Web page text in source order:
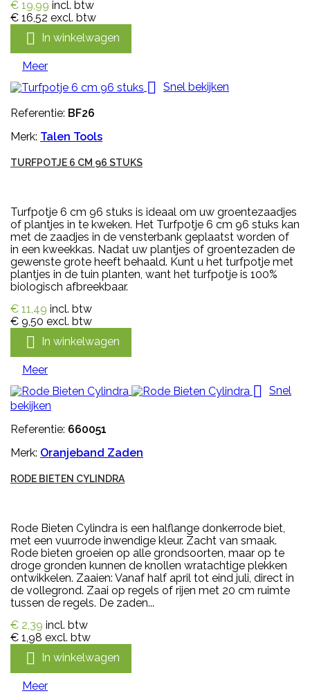
€ 19,99 incl. btw
€ 16,52 excl. btw
 In winkelwagen
Meer

Snel bekijken
Referentie: BF26
Merk: Talen Tools
TURFPOTJE 6 CM 96 STUKS
Turfpotje 6 cm 96 stuks is ideaal om uw groentezaadjes
of plantjes in te kweken. Het Turfpotje 6 cm 96 stuks kan
met de zaadjes in de vensterbank geplaatst worden of
in een kweekkas. Nadat uw plantjes of groentezaden de
gewenste grote heeft behaald. Kunt u het turfpotje met
plantjes in de tuin planten, want het turfpotje is 100%
biologisch afbreekbaar.
€ 11,49 incl. btw
€ 9,50 excl. btw
 In winkelwagen
Meer

Snel
bekijken
Referentie: 660051
Merk: Oranjeband Zaden
RODE BIETEN CYLINDRA
Rode Bieten Cylindra is een halflange donkerrode biet,
met een vuurrode inwendige kleur. Zacht van smaak.
Rode bieten groeien op alle grondsoorten, maar op te
droge gronden kunnen de knollen wratachtige plekken
ontwikkelen. Zaaien: Vanaf half april tot eind juli, direct in
de vollegrond. Zaai op regels of rijen met 20 cm ruimte
tussen de regels. De zaden...
€ 2,39 incl. btw
€ 1,98 excl. btw
 In winkelwagen
Meer